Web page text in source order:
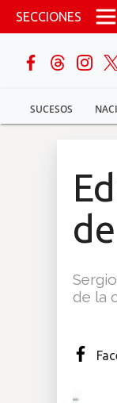
Pasar al
SECCIONES
SUCESOS
Sucesos
de la